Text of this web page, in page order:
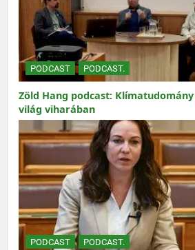
PODCAST PODCAST.
Zöld Hang podcast:
világ viharában
PODCAST PODCAST.